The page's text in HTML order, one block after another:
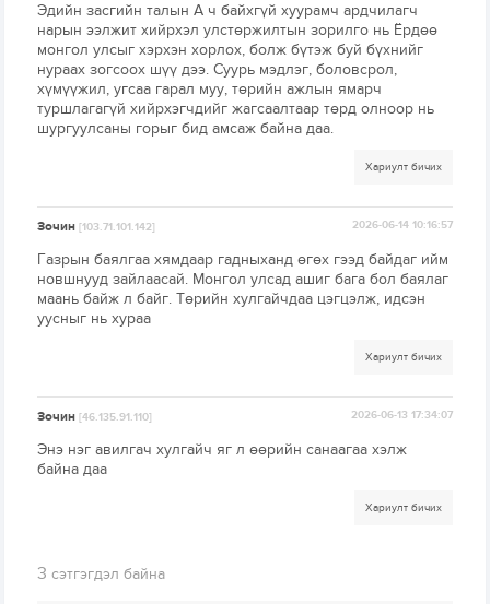
Эдийн засгийн талын А ч байхгүй хуурамч ардчилагч
нарын ээлжит хийрхэл улстөржилтын зорилго нь Ёрдөө
монгол улсыг хэрхэн хорлох, болж бүтэж буй бүхнийг
нураах зогсоох шүү дээ. Суурь мэдлэг, боловсрол,
хүмүүжил, угсаа гарал муу, төрийн ажлын ямарч
туршлагагүй хийрхэгчдийг жагсаалтаар төрд олноор нь
шургуулсаны горыг бид амсаж байна даа.
Хариулт бичих
Зочин[103.71.101.142] 2026-06-14 10:16:57
Газрын баялгаа хямдаар гадныханд өгөх гээд байдаг ийм
новшнууд зайлаасай. Монгол улсад ашиг бага бол баялаг
маань байж л байг. Төрийн хулгайчдаа цэгцэлж, идсэн
уусныг нь хураа
Хариулт бичих
Зочин[46.135.91.110] 2026-06-13 17:34:07
Энэ нэг авилгач хулгайч яг л өөрийн санаагаа хэлж
байна даа
Хариулт бичих
3 сэтгэгдэл байна